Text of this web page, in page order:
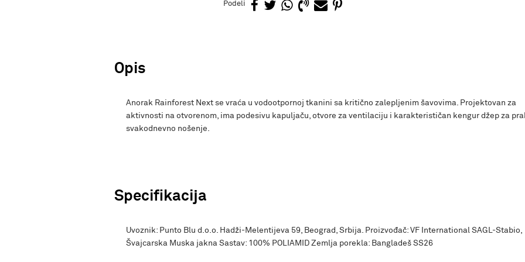
Podeli
Opis
Anorak Rainforest Next se vraća u vodootpornoj tkanini sa kritično zalepljenim šavovima. Projektovan za
aktivnosti na otvorenom, ima podesivu kapuljaču, otvore za ventilaciju i karakterističan kengur džep za
svakodnevno nošenje.
Specifikacija
Uvoznik: Punto Blu d.o.o. Hadži-Melentijeva 59, Beograd, Srbija. Proizvođač: VF International SAGL-Stabio,
Švajcarska Muska jakna Sastav: 100% POLIAMID Zemlja porekla: Bangladeš SS26